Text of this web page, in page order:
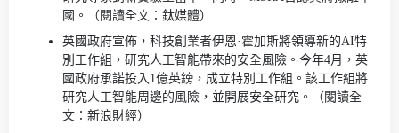
國。（閱讀全文：鈦媒體）
英國政府宣佈，科技創業者伊恩·霍加斯將領導新的AI特
別工作組，研究人工智能帶來的安全風險。今年4月，英
國政府承諾投入1億英鎊，成立特別工作組。該工作組將
研究人工智能周邊的風險，並開展安全研究。（閱讀全
文：新浪財經）